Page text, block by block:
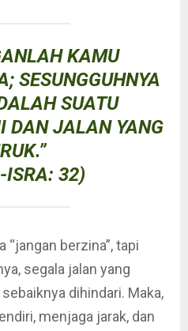
KAMU
SESUNGGUHNYA
SUATU
DAN JALAN YANG
ISRA: 32)
“jangan berzina”, tapi
segala jalan yang
dihindari. Maka,
menjaga jarak, dan